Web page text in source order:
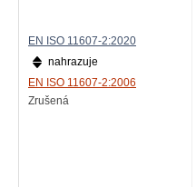
EN ISO 11607-2:2020
nahrazuje
EN ISO 11607-2:2006
Zrušená